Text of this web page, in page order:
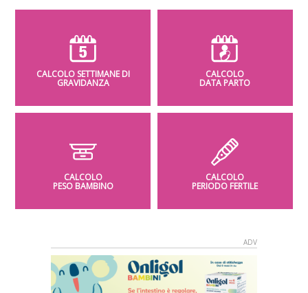
CALCOLO SETTIMANE DI
GRAVIDANZA
CALCOLO
DATA PARTO
CALCOLO
PESO BAMBINO
CALCOLO
PERIODO FERTILE